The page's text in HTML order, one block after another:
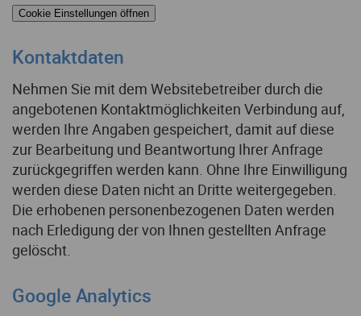
Cookie Einstellungen öffnen
Kontaktdaten
Nehmen Sie mit dem Websitebetreiber durch die
angebotenen Kontaktmöglichkeiten Verbindung auf,
werden Ihre Angaben gespeichert, damit auf diese
zur Bearbeitung und Beantwortung Ihrer Anfrage
zurückgegriffen werden kann. Ohne Ihre Einwilligung
werden diese Daten nicht an Dritte weitergegeben.
Die erhobenen personenbezogenen Daten werden
nach Erledigung der von Ihnen gestellten Anfrage
gelöscht.
Google Analytics